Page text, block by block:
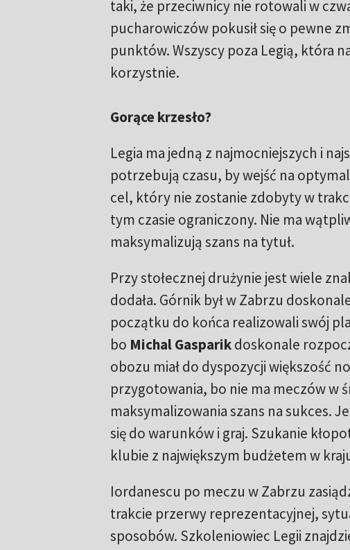
taki, że przeciwnicy nie rotowali w
pucharowiczów pokusił się o pewne
punktów. Wszyscy poza Legią, która
korzystnie.
Gorące krzesło?
Legia ma jedną z najmocniejszych i
potrzebują czasu, by wejść na
cel, który nie zostanie zdobyty w
tym czasie ograniczony. Nie ma
maksymalizują szans na tytuł.
Przy stołecznej drużynie jest wiele
dodała. Górnik był w Zabrzu
początku do końca realizowali swój
bo Michal Gasparikdoskonale
obozu miał do dyspozycji większość
przygotowania, bo nie ma meczów w
maksymalizowania szans na sukces.
się do warunków i graj. Szukanie
klubie z największym budżetem w
Iordanescu po meczu w Zabrzu
trakcie przerwy reprezentacyjnej,
sposobów. Szkoleniowiec Legii